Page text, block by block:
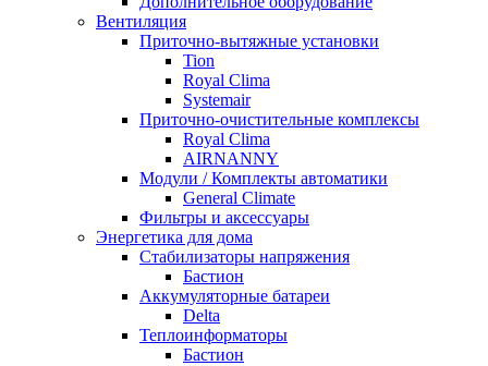
Вентиляция
Приточно-вытяжные установки
Tion
Royal Clima
Systemair
Приточно-очистительные комплексы
Royal Clima
AIRNANNY
Модули / Комплекты автоматики
General Climate
Фильтры и аксессуары
Энергетика для дома
Стабилизаторы напряжения
Бастион
Аккумуляторные батареи
Delta
Теплоинформаторы
Бастион